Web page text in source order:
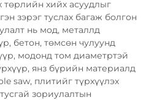
төрлийн хийх асуудлыг
зэрэг туслах багаж болгон
нь мод, металлд
бетон, төмсөн чулуунд
модонд том диаметртэй
янз бүрийн материалд
saw, плитийг түрхүүлэх
зориулалтын